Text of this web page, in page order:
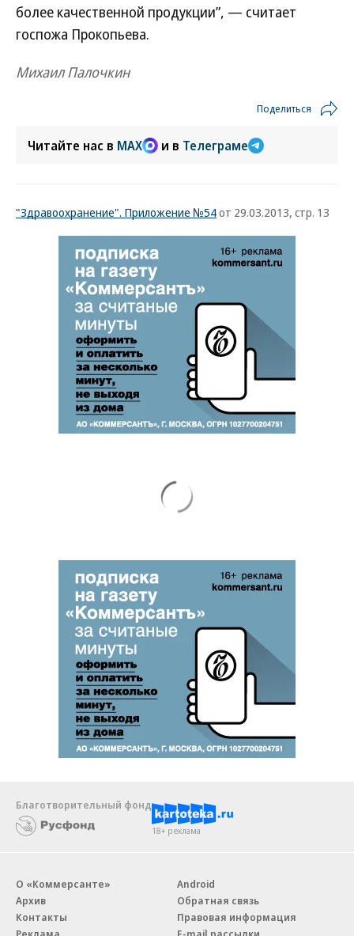
более качественной продукции”, — считает
госпожа Прокопьева.
Михаил Палочкин
Поделиться
Читайте нас в MAX и в Телеграме
"Здравоохранение". Приложение №54от 29.03.2013, стр. 13
Благотворительный фонд
18+ реклама
О «Коммерсанте»
Архив
Контакты
Android
Обратная связь
Правовая информация